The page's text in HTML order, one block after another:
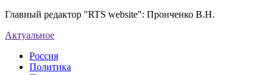
Главный редактор "RTS website": Пронченко В.Н.
Актуальное
Россия
Политика